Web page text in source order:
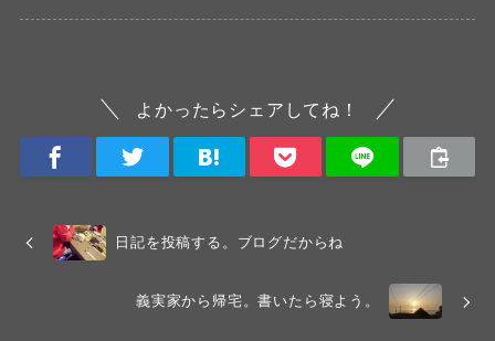
よかったらシェアしてね！
日記を投稿する。ブログだからね
義実家から帰宅。書いたら寝よう。